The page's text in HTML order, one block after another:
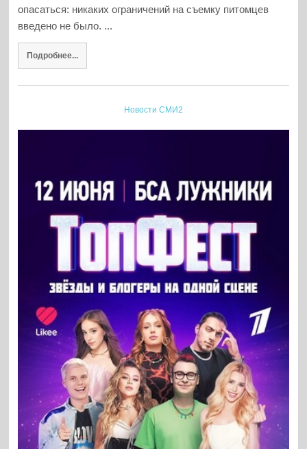
опасаться: никаких ограничений на съемку питомцев
введено не было. ...
Подробнее...
Новости СМИ2